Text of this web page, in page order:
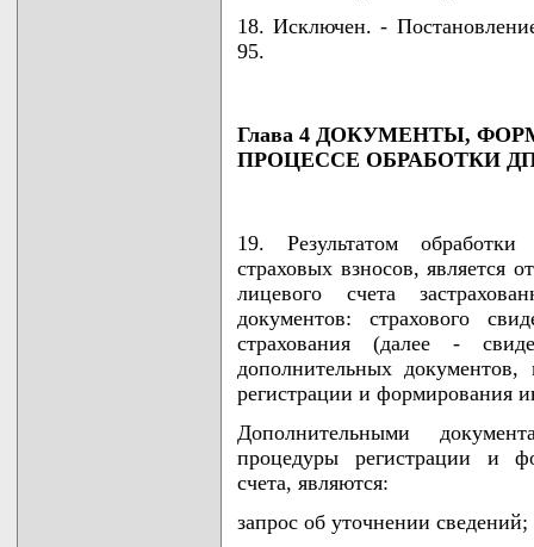
18. Исключен. -
95.
Глава 4 ДОКУМЕНТЫ,
ПРОЦЕССЕ ОБРАБОТКИ
19. Результатом
страховых взносов, является
лицевого счета
документов: страхового
страхования (далее -
дополнительных
регистрации и формирования
Дополнительными
процедуры регистрации и
счета, являются:
запрос об уточнении сведений;